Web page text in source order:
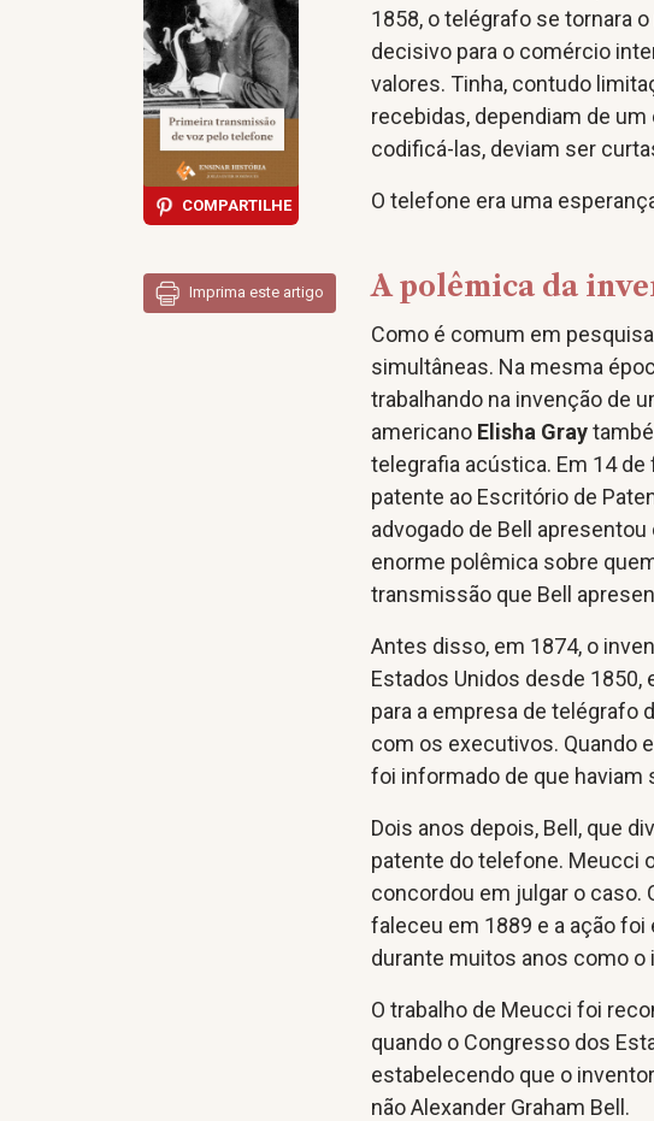
COMPARTILHE
Imprima este artigo
1858, o telégrafo se tornara
decisivo para o comércio
valores. Tinha, contudo
recebidas, dependiam de
codificá-las, deviam ser
O telefone era uma
A polêmica da
Como é comum em
simultâneas. Na mesma
trabalhando na invenção de
americano Elisha Gray
telegrafia acústica. Em 14
patente ao Escritório de
advogado de Bell
enorme polêmica sobre
transmissão que Bell
Antes disso, em 1874, o
Estados Unidos desde
para a empresa de telégrafo
com os executivos. Quando
foi informado de que haviam
Dois anos depois, Bell, que
patente do telefone. Meucci
concordou em julgar o caso.
faleceu em 1889 e a ação
durante muitos anos como o
O trabalho de Meucci foi
quando o Congresso dos
estabelecendo que o
não Alexander Graham Bell.